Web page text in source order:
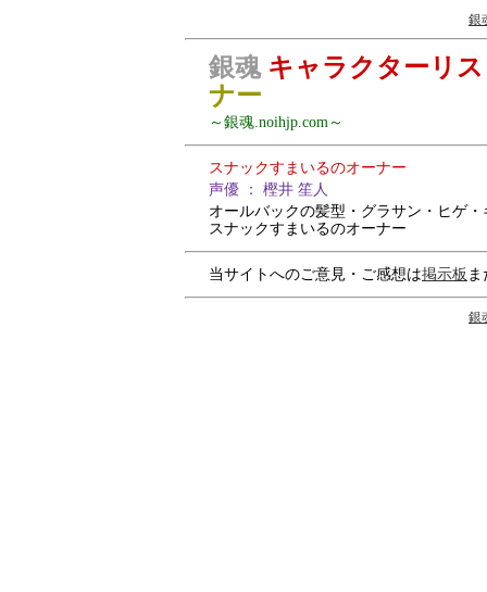
銀
銀魂 キャラクターリ
ナー
～銀魂.noihjp.com～
スナックすまいるのオーナー
声優 ： 樫井 笙人
オールバックの髪型・グラサン・ヒゲ
スナックすまいるのオーナー
当サイトへのご意見・ご感想は掲示板 ま
銀